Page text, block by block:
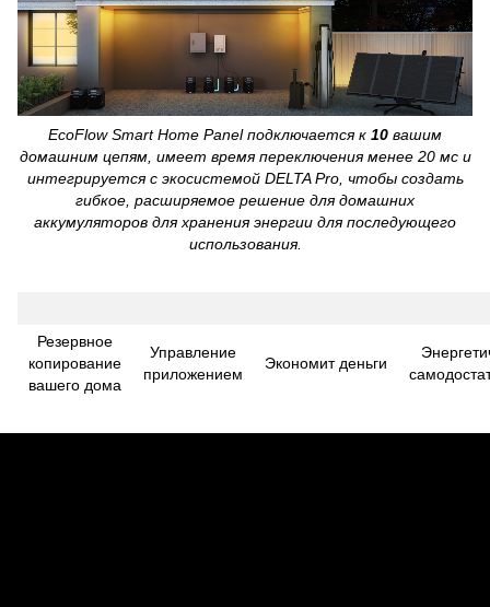
EcoFlow Smart Home Panel подключается к 10 вашим
домашним цепям, имеет время переключения менее 20 мс и
интегрируется с экосистемой DELTA Pro, чтобы создать
гибкое, расширяемое решение для домашних
аккумуляторов для хранения энергии для последующего
использования.
Резервное
копирование
вашего дома
Управление
приложением
Экономит деньги